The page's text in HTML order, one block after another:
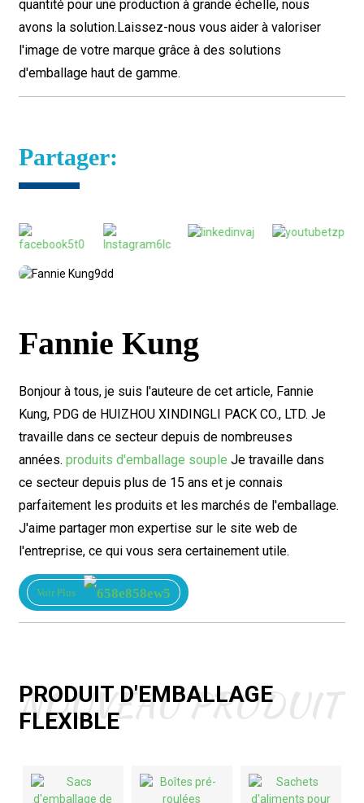
quantité pour une production à grande échelle, nous
avons la solution.Laissez-nous vous aider à valoriser
l'image de votre marque grâce à des solutions
d'emballage haut de gamme.
Partager:
Fannie Kung
Bonjour à tous, je suis l'auteure de cet article, Fannie
Kung, PDG de HUIZHOU XINDINGLI PACK CO., LTD. Je
travaille dans ce secteur depuis de nombreuses
années. produits d'emballage souple Je travaille dans
ce secteur depuis plus de 15 ans et je connais
parfaitement les produits et les marchés de l'emballage.
J'aime partager mon expertise sur le site web de
l'entreprise, ce qui vous sera certainement utile.
Voir Plus
PRODUIT D'EMBALLAGE
FLEXIBLE
NOUVEAU PRODUIT